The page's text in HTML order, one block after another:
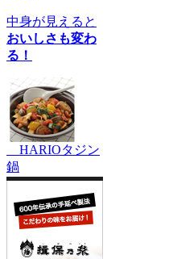
中身が見えると
おいしさも変わ
る！
HARIOタジン
鍋